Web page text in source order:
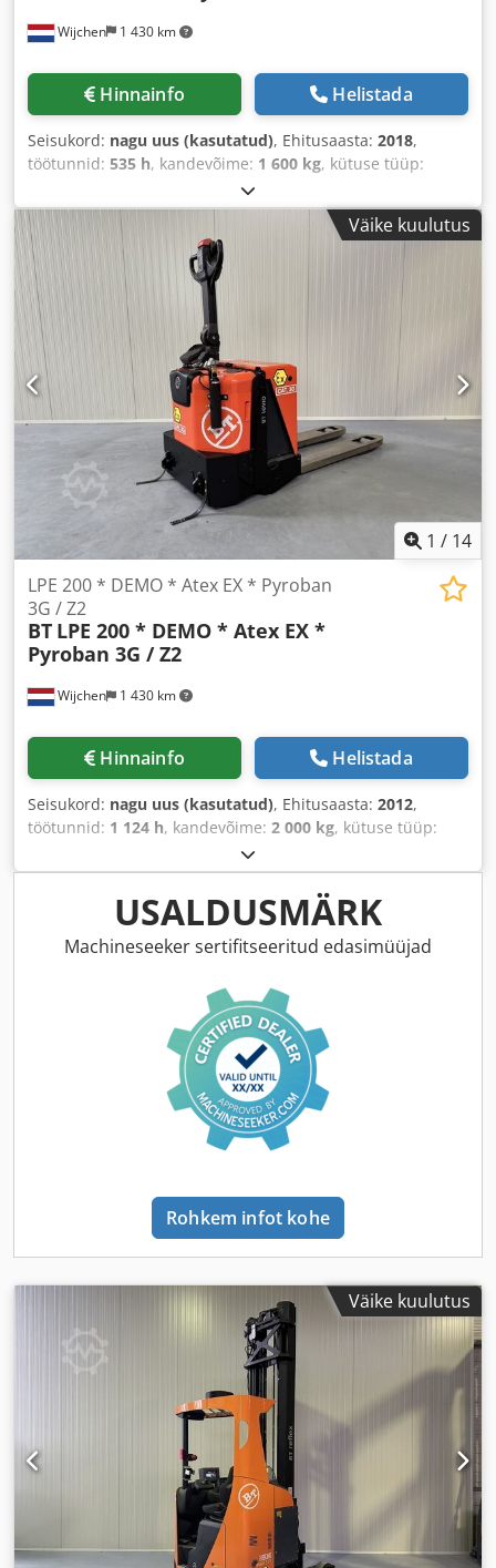
Wijchen 1 430 km
Hinnainfo Helistada
Seisukord: nagu uus (kasutatud), Ehitusaasta: 2018,
töötunnid: 535 h, kandevõime: 1 600 kg, kütuse tüüp:
Väike kuulutus
1 / 14
Wijchen 1 430 km
LPE 200 * DEMO * Atex EX * Pyroban
3G / Z2
BT LPE 200 * DEMO * Atex EX *
Pyroban 3G / Z2
Hinnainfo Helistada
Seisukord: nagu uus (kasutatud), Ehitusaasta: 2012,
töötunnid: 1 124 h, kandevõime: 2 000 kg, kütuse tüüp:
USALDUSMÄRK
Machineseeker sertifitseeritud edasimüüjad
Rohkem infot kohe
Väike kuulutus